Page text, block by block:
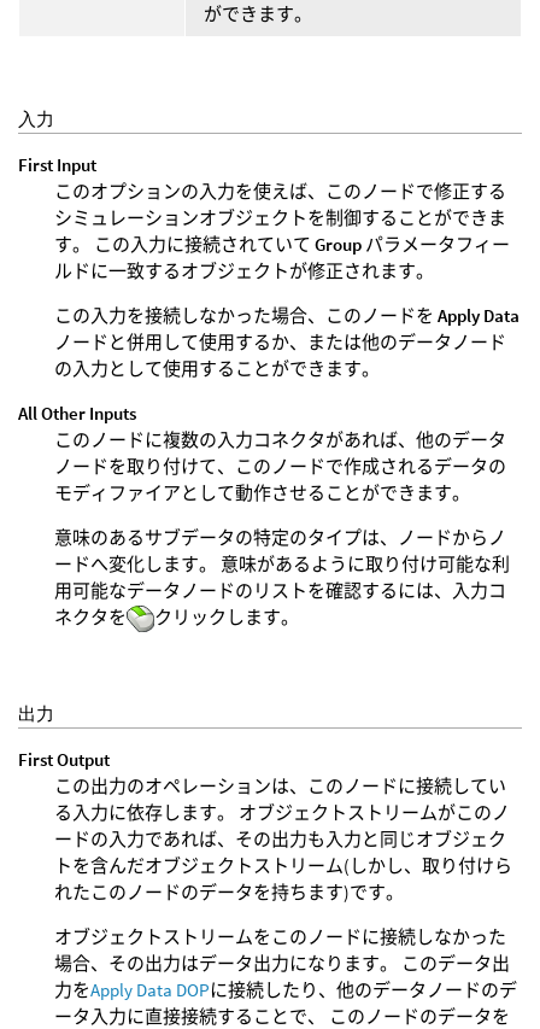
ができます。
入力
First Input
このオプションの入力を使えば、このノードで修正する
シミュレーションオブジェクトを制御することができま
す。 この入力に接続されていて Group パラメータフィー
ルドに一致するオブジェクトが修正されます。
この入力を接続しなかった場合、このノードを Apply Data
ノードと併用して使用するか、または他のデータノード
の入力として使用することができます。
All Other Inputs
このノードに複数の入力コネクタがあれば、他のデータ
ノードを取り付けて、このノードで作成されるデータの
モディファイアとして動作させることができます。
意味のあるサブデータの特定のタイプは、ノードからノ
ードへ変化します。 意味があるように取り付け可能な利
用可能なデータノードのリストを確認するには、入力コ
ネクタを
クリックします。
出力
First Output
この出力のオペレーションは、このノードに接続してい
る入力に依存します。 オブジェクトストリームがこのノ
ードの入力であれば、その出力も入力と同じオブジェク
トを含んだオブジェクトストリーム(しかし、取り付けら
れたこのノードのデータを持ちます)です。
オブジェクトストリームをこのノードに接続しなかった
場合、その出力はデータ出力になります。 このデータ出
力をApply Data DOPに接続したり、他のデータノードのデ
ータ入力に直接接続することで、 このノードのデータを